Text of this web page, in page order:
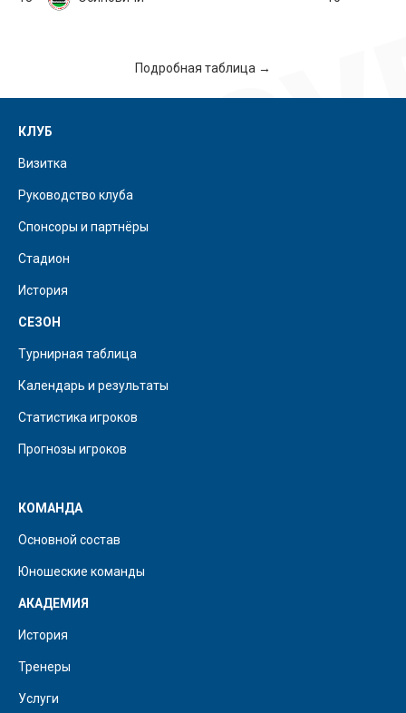
Подробная таблица →
КЛУБ
Визитка
Руководство клуба
Спонсоры и партнёры
Стадион
История
СЕЗОН
Турнирная таблица
Календарь и результаты
Статистика игроков
Прогнозы игроков
КОМАНДА
Основной состав
Юношеские команды
АКАДЕМИЯ
История
Тренеры
Услуги